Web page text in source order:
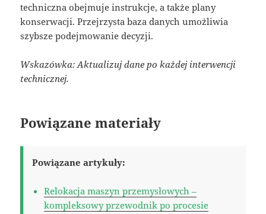
techniczna obejmuje instrukcje, a także plany
konserwacji. Przejrzysta baza danych umożliwia
szybsze podejmowanie decyzji.
Wskazówka: Aktualizuj dane po każdej interwencji
technicznej.
Powiązane materiały
Powiązane artykuły:
Relokacja maszyn przemysłowych –
kompleksowy przewodnik po procesie